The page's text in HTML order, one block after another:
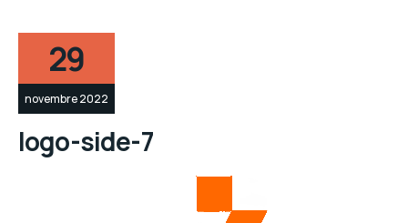
29
novembre 2022
logo-side-7